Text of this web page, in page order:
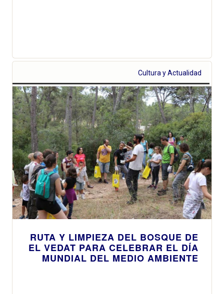
Cultura y Actualidad
RUTA Y LIMPIEZA DEL BOSQUE DE
EL VEDAT PARA CELEBRAR EL DÍA
MUNDIAL DEL MEDIO AMBIENTE